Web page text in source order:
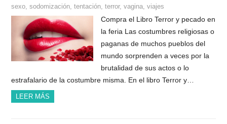
sexo ,sodomización ,tentación ,terror,vagina ,viajes
Compra el Libro Terror y pecado en
la feria Las costumbres religiosas o
paganas de muchos pueblos del
mundo sorprenden a veces por la
brutalidad de sus actos o lo
estrafalario de la costumbre misma. En el libro Terror y…
LEER MÁS